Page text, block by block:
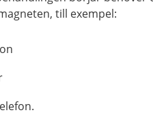
till exempel: